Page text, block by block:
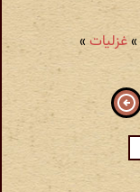
»غزلیات»